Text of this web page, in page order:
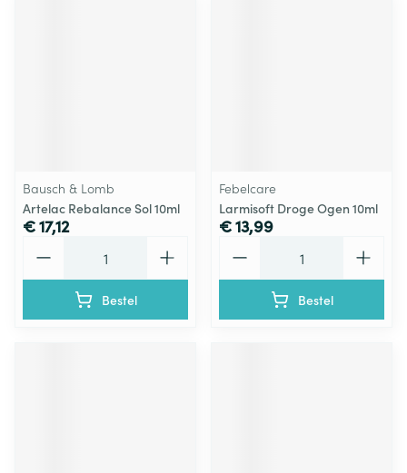
Bausch & Lomb
Artelac Rebalance Sol 10ml
€ 17,12
Bestel
Febelcare
Larmisoft Droge Ogen 10ml
€ 13,99
Bestel